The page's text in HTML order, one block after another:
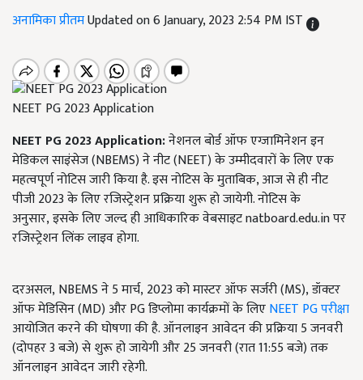
अनामिका प्रीतमUpdated on 6 January, 2023 2:54 PM IST
NEET PG 2023 Application
NEET PG 2023 Application:नेशनल बोर्ड ऑफ एग्जामिनेशन इन
मेडिकल साइंसेज (NBEMS)ने नीट (NEET)के उम्मीदवारों के लिए एक
महत्वपूर्ण नोटिस जारी किया है. इस नोटिस के मुताबिक, आज से ही नीट
पीजी2023के लिए रजिस्ट्रेशन प्रक्रिया शुरू हो जायेगी. नोटिस के
अनुसार,इसके लिए जल्द ही आधिकारिक वेबसाइटnatboard.edu.inपर
रजिस्‍ट्रेशन लिंक लाइव होगा.
दरअसल,NBEMSने 5 मार्च,2023 को मास्टर ऑफ सर्जरी (MS),डॉक्टर
ऑफ मेडिसिन (MD) औरPGडिप्लोमा कार्यक्रमों के लिएNEET PGपरीक्षा
आयोजित करने की घोषणा की है. ऑनलाइनआवेदन की प्रक्रिया 5 जनवरी
(दोपहर 3 बजे) से शुरू हो जायेगी और 25 जनवरी(रात 11:55 बजे) तक
ऑनलाइन आवेदन जारी रहेगी.